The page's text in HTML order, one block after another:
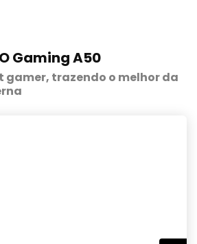
Gaming A50
gamer, trazendo o melhor da